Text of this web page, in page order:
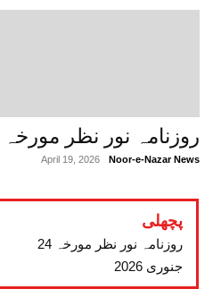
روزنامہ نور نظر مورخہ 20 اپریل 2026
Noor-e-Nazar News
April 19, 2026
پچھلی
روزنامہ نور نظر مورخہ 24
جنوری 2026